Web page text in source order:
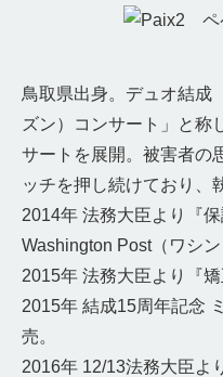
鳥取県出身。デュオ結成
ズン）コンサート」と称
サートを展開。被害者の
ッチを押し続けており、
2014年 法務大臣より『保
Washington Post（ワシ
2015年 法務大臣より『
2015年 結成15周年記念
売。
2016年 12/13法務大臣よ